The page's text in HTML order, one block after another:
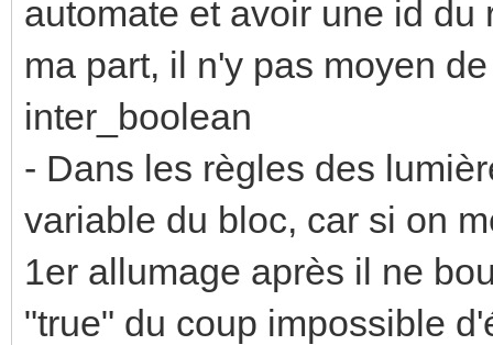
-- allume le bloc
else
-- coupe le bloc
end
automate et avoir une id
ma part, il n'y pas moyen
inter_boolean
- Dans les règles des
variable du bloc, car si on
1er allumage après il ne
"true" du coup impossible